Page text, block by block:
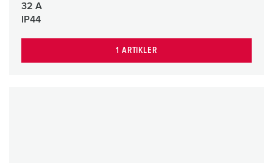
32 A
IP44
1 ARTIKLER